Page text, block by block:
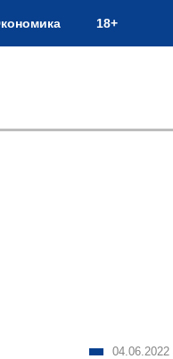
18+
04.06.2022